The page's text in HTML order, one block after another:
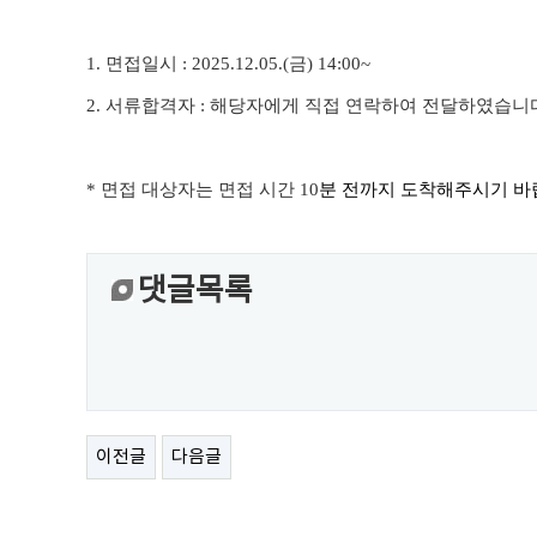
1. 면접일시 : 2025.12.05.(금) 14:00~
2. 서류합격자 : 해당자에게 직접 연락하여 전달하였습니
* 면접 대상자는 면접 시간 10분 전까지 도착해주시기 바
댓글목록
이전글 다음글